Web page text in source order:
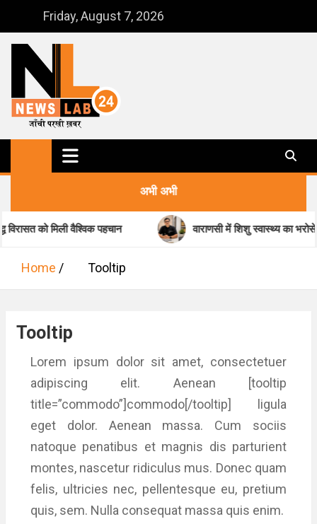
content
Friday, August 7, 2026
NewsLab24
जाँची परखी ख़बर
अभी अभी
को मिली वैश्विक पहचान वाराणसी में शिशु स्वास्थ्य का भरोसेमंद
Home Tooltip
Tooltip
Lorem ipsum dolor sit amet, consectetuer
adipiscing elit. Aenean [tooltip
title=”commodo”]commodo[/tooltip] ligula
eget dolor. Aenean massa. Cum sociis
natoque penatibus et magnis dis parturient
montes, nascetur ridiculus mus. Donec quam
felis, ultricies nec, pellentesque eu, pretium
quis, sem. Nulla consequat massa quis enim.